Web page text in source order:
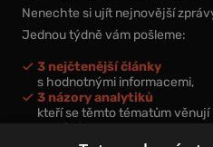
Nenechte si ujít nejnovější
Jednou týdně vám pošleme:
3 nejčtenější články
s hodnotnými informacemi,
3 názory analytiků
kteří se těmto tématům věnují
nová videa a podcasty
k prohloubení vašich znalostí.